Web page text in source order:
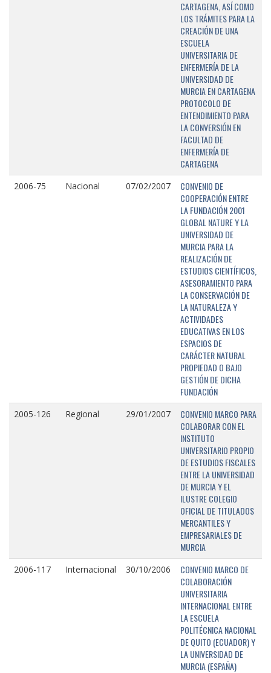
CARTAGENA, ASÍ COMO
LOS TRÁMITES PARA LA
CREACIÓN DE UNA
ESCUELA
UNIVERSITARIA DE
ENFERMERÍA DE LA
UNIVERSIDAD DE
MURCIA EN CARTAGENA
PROTOCOLO DE
ENTENDIMIENTO PARA
LA CONVERSIÓN EN
FACULTAD DE
ENFERMERÍA DE
CARTAGENA
2006-75 Nacional 07/02/2007
CONVENIO DE
COOPERACIÓN ENTRE
LA FUNDACIÓN 2001
GLOBAL NATURE Y LA
UNIVERSIDAD DE
MURCIA PARA LA
REALIZACIÓN DE
ESTUDIOS CIENTÍFICOS,
ASESORAMIENTO PARA
LA CONSERVACIÓN DE
LA NATURALEZA Y
ACTIVIDADES
EDUCATIVAS EN LOS
ESPACIOS DE
CARÁCTER NATURAL
PROPIEDAD O BAJO
GESTIÓN DE DICHA
FUNDACIÓN
2005-126 Regional 29/01/2007
CONVENIO MARCO PARA
COLABORAR CON EL
INSTITUTO
UNIVERSITARIO PROPIO
DE ESTUDIOS FISCALES
ENTRE LA UNIVERSIDAD
DE MURCIA Y EL
ILUSTRE COLEGIO
OFICIAL DE TITULADOS
MERCANTILES Y
EMPRESARIALES DE
MURCIA
2006-117 Internacional 30/10/2006
CONVENIO MARCO DE
COLABORACIÓN
UNIVERSITARIA
INTERNACIONAL ENTRE
LA ESCUELA
POLITÉCNICA NACIONAL
DE QUITO (ECUADOR) Y
LA UNIVERSIDAD DE
MURCIA (ESPAÑA)